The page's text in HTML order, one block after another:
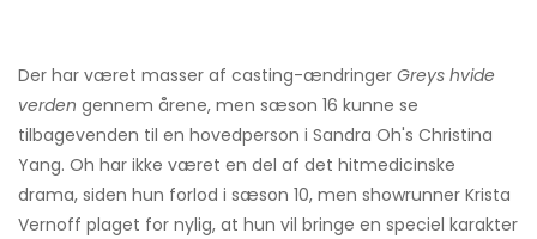
Der har været masser af casting-ændringer Greys hvide
verden gennem årene, men sæson 16 kunne se
tilbagevenden til en hovedperson i Sandra Oh's Christina
Yang. Oh har ikke været en del af det hitmedicinske
drama, siden hun forlod i sæson 10, men showrunner Krista
Vernoff plaget for nylig, at hun vil bringe en speciel karakter